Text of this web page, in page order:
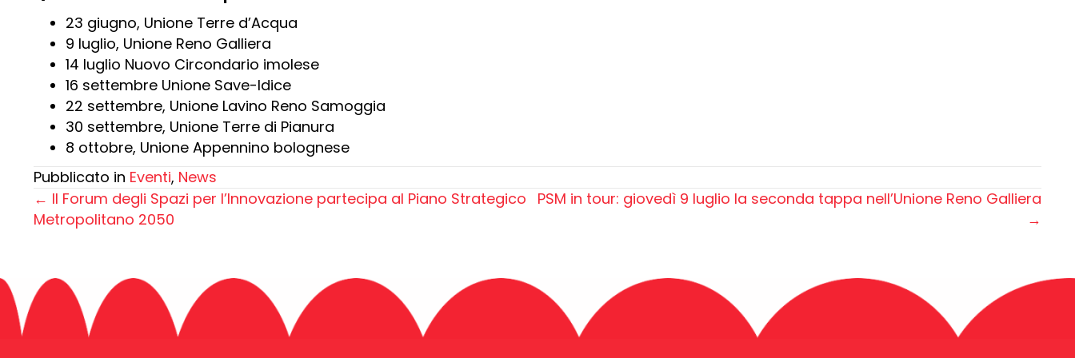
23 giugno, Unione Terre d’Acqua
9 luglio, Unione Reno Galliera
14 luglio Nuovo Circondario imolese
16 settembre Unione Save-Idice
22 settembre, Unione Lavino Reno Samoggia
30 settembre, Unione Terre di Pianura
8 ottobre, Unione Appennino bolognese
Pubblicato in Eventi, News
Posts
navigation
← Il Forum degli Spazi per l’Innovazione partecipa al Piano Strategico
Metropolitano 2050
PSM in tour: giovedì 9 luglio la seconda tappa nell’Unione Reno Galliera
→